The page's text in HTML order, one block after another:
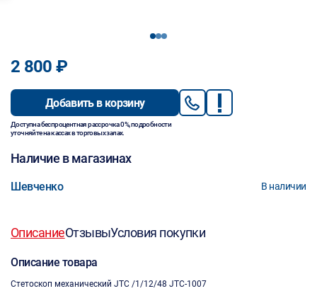
123
2 800 ₽
Добавить в корзину
Доступна беспроцентная рассрочка 0%, подробности
уточняйте на кассах в торговых залах.
Наличие в магазинах
Шевченко В наличии
ОписаниеОтзывыУсловия покупки
Описание товара
Стетоскоп механический JTC /1/12/48 JTC-1007